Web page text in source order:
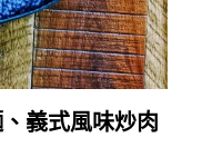
義式風味炒肉